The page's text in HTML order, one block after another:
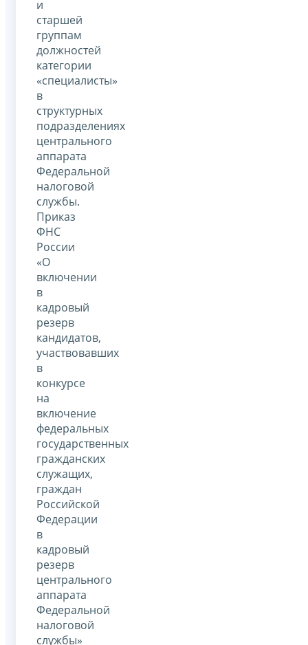
и
старшей
группам
должностей
категории
«специалисты»
в
структурных
подразделениях
центрального
аппарата
Федеральной
налоговой
службы.
Приказ
ФНС
России
«О
включении
в
кадровый
резерв
кандидатов,
участвовавших
в
конкурсе
на
включение
федеральных
государственных
гражданских
служащих,
граждан
Российской
Федерации
в
кадровый
резерв
центрального
аппарата
Федеральной
налоговой
службы»